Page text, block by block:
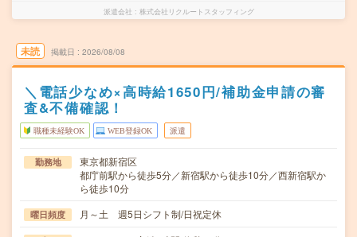
派遣会社 株式会社リクルートスタッフィング
未読 掲載日 2026/08/08
＼電話少なめ×高時給1650円/補助金申請の審
査&不備確認！
職種未経験OK WEB登録OK 派遣
勤務地
東京都新宿区
都庁前駅から徒歩5分／新宿駅から徒歩10分／西新宿駅か
ら徒歩10分
曜日頻度 月～土 週5日シフト制/日祝定休